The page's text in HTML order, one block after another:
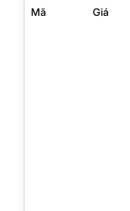
Mã Giá